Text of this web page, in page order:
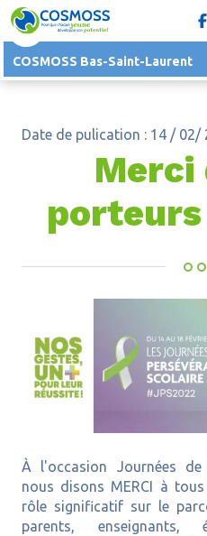
COSMOSS Bas-Saint-Laurent
Date de pulication : 14 / 02/
Merci
porteurs
À l'occasion Journées de
nous disons MERCI à
rôle significatif sur le
parents, enseignants,